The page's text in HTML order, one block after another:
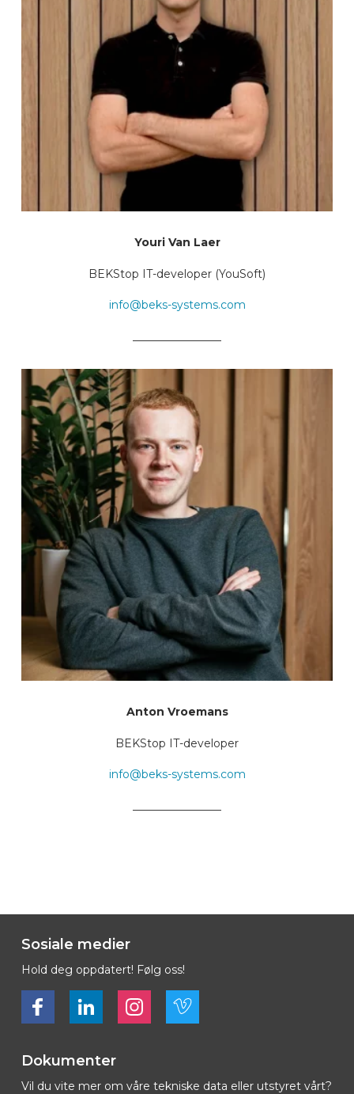
Youri Van Laer
BEKStop IT-developer (YouSoft)
info@beks-systems.com
Anton Vroemans
BEKStop IT-developer
info@beks-systems.com
Sosiale medier
Hold deg oppdatert! Følg oss!
Bekijk ons op FacebookBekijk ons op LinkedInBekijk ons op LinkedInBekijk ons op Vimeo
Dokumenter
Vil du vite mer om våre tekniske data eller utstyret vårt?